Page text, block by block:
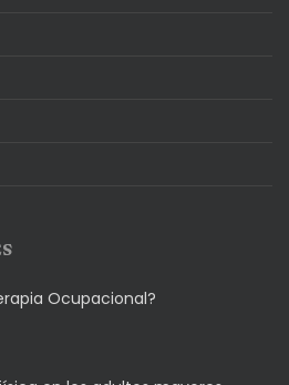
Ocupacional?